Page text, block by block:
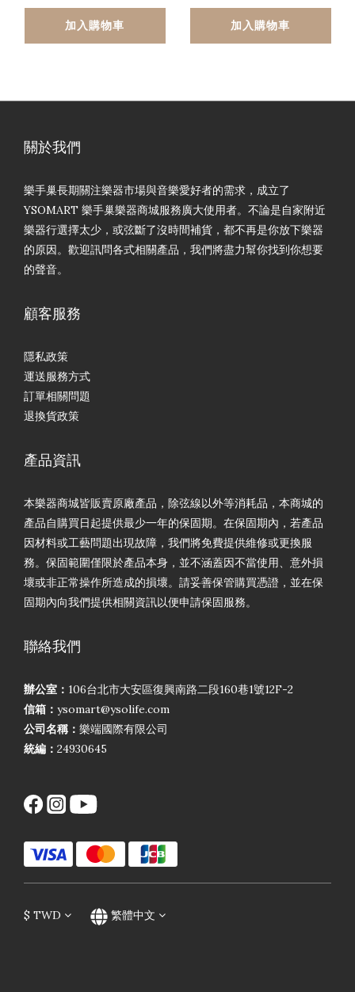
加入購物車 加入購物車
關於我們
樂手巢長期關注樂器市場與音樂愛好者的需求，成立了
YSOMART 樂手巢樂器商城服務廣大使用者。不論是自家附近
樂器行選擇太少，或弦斷了沒時間補貨，都不再是你放下樂器
的原因。歡迎訊問各式相關產品，我們將盡力幫你找到你想要
的聲音。
顧客服務
隱私政策
運送服務方式
訂單相關問題
退換貨政策
產品資訊
本樂器商城皆販賣原廠產品，除弦線以外等消耗品，本商城的
產品自購買日起提供最少一年的保固期。在保固期內，若產品
因材料或工藝問題出現故障，我們將免費提供維修或更換服
務。保固範圍僅限於產品本身，並不涵蓋因不當使用、意外損
壞或非正常操作所造成的損壞。請妥善保管購買憑證，並在保
固期內向我們提供相關資訊以便申請保固服務。
聯絡我們
辦公室： 106台北市大安區復興南路二段160巷1號12F-2
信箱： ysomart@ysolife.com
公司名稱： 樂端國際有限公司
統編： 24930645
$ TWD 繁體中文